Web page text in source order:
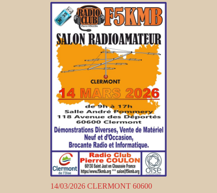
14/03/2026 CLERMONT 60600